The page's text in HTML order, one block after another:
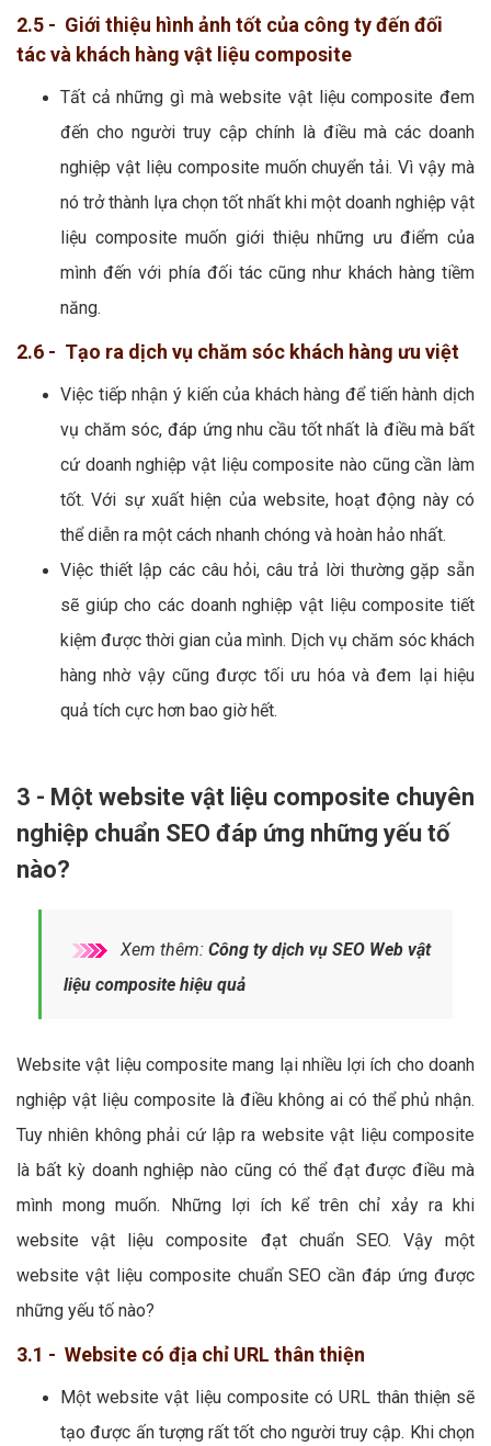
2.5 - Giới thiệu hình ảnh tốt của công ty đến đối
tác và khách hàng vật liệu composite
Tất cả những gì mà website vật liệu composite đem
đến cho người truy cập chính là điều mà các doanh
nghiệp vật liệu composite muốn chuyển tải. Vì vậy mà
nó trở thành lựa chọn tốt nhất khi một doanh nghiệp vật
liệu composite muốn giới thiệu những ưu điểm của
mình đến với phía đối tác cũng như khách hàng tiềm
năng.
2.6 - Tạo ra dịch vụ chăm sóc khách hàng ưu việt
Việc tiếp nhận ý kiến của khách hàng để tiến hành dịch
vụ chăm sóc, đáp ứng nhu cầu tốt nhất là điều mà bất
cứ doanh nghiệp vật liệu composite nào cũng cần làm
tốt. Với sự xuất hiện của website, hoạt động này có
thể diễn ra một cách nhanh chóng và hoàn hảo nhất.
Việc thiết lập các câu hỏi, câu trả lời thường gặp sẵn
sẽ giúp cho các doanh nghiệp vật liệu composite tiết
kiệm được thời gian của mình. Dịch vụ chăm sóc khách
hàng nhờ vậy cũng được tối ưu hóa và đem lại hiệu
quả tích cực hơn bao giờ hết.
3 - Một website vật liệu composite chuyên
nghiệp chuẩn SEO đáp ứng những yếu tố
nào?
Xem thêm: Công ty dịch vụ SEO Web vật
liệu composite hiệu quả
Website vật liệu composite mang lại nhiều lợi ích cho doanh
nghiệp vật liệu composite là điều không ai có thể phủ nhận.
Tuy nhiên không phải cứ lập ra website vật liệu composite
là bất kỳ doanh nghiệp nào cũng có thể đạt được điều mà
mình mong muốn. Những lợi ích kể trên chỉ xảy ra khi
website vật liệu composite đạt chuẩn SEO. Vậy một
website vật liệu composite chuẩn SEO cần đáp ứng được
những yếu tố nào?
3.1 - Website có địa chỉ URL thân thiện
Một website vật liệu composite có URL thân thiện sẽ
tạo được ấn tượng rất tốt cho người truy cập. Khi chọn